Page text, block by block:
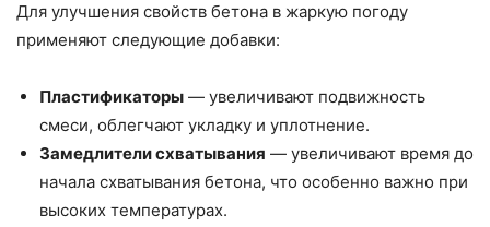
Для улучшения свойств бетона в жаркую погоду
применяют следующие добавки:
Пластификаторы — увеличивают подвижность
смеси, облегчают укладку и уплотнение.
Замедлители схватывания — увеличивают время до
начала схватывания бетона, что особенно важно при
высоких температурах.